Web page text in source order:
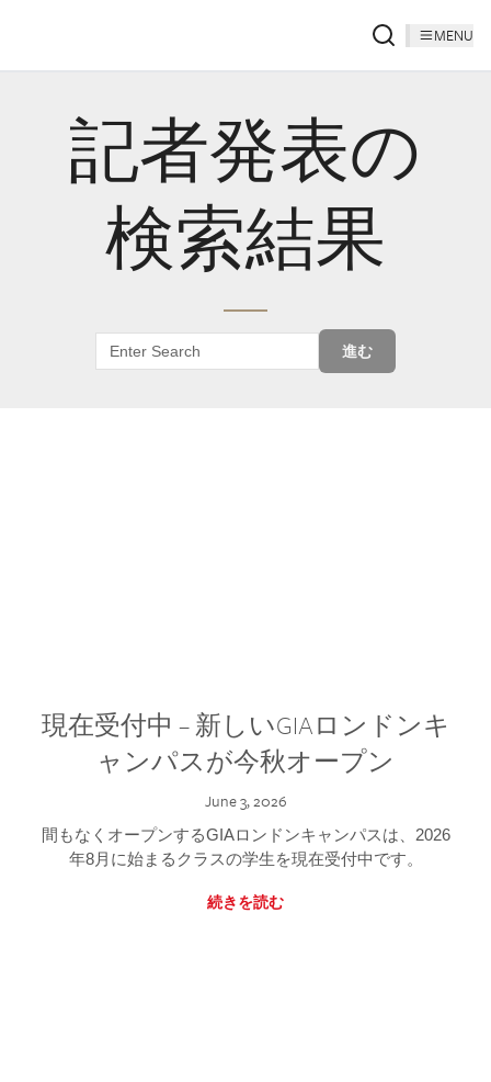
MENU
記者発表の
検索結果
進む
現在受付中 – 新しいGIAロンドンキ
ャンパスが今秋オープン
June 3, 2026
間もなくオープンするGIAロンドンキャンパスは、2026
年8月に始まるクラスの学生を現在受付中です。
続きを読む